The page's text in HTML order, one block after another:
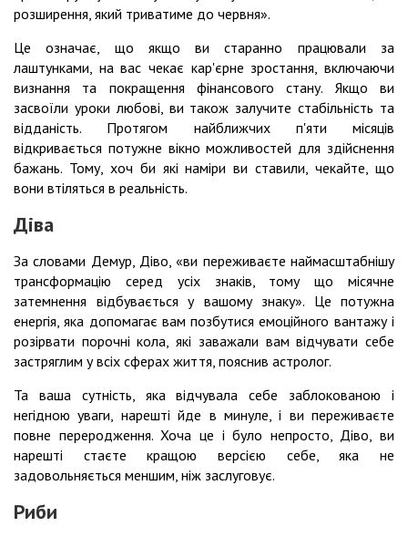
розширення, який триватиме до червня».
Це означає, що якщо ви старанно працювали за
лаштунками, на вас чекає кар'єрне зростання, включаючи
визнання та покращення фінансового стану. Якщо ви
засвоїли уроки любові, ви також залучите стабільність та
відданість. Протягом найближчих п'яти місяців
відкривається потужне вікно можливостей для здійснення
бажань. Тому, хоч би які наміри ви ставили, чекайте, що
вони втіляться в реальність.
Діва
За словами Демур, Діво, «ви переживаєте наймасштабнішу
трансформацію серед усіх знаків, тому що місячне
затемнення відбувається у вашому знаку». Це потужна
енергія, яка допомагає вам позбутися емоційного вантажу і
розірвати порочні кола, які заважали вам відчувати себе
застряглим у всіх сферах життя, пояснив астролог.
Та ваша сутність, яка відчувала себе заблокованою і
негідною уваги, нарешті йде в минуле, і ви переживаєте
повне переродження. Хоча це і було непросто, Діво, ви
нарешті стаєте кращою версією себе, яка не
задовольняється меншим, ніж заслуговує.
Риби